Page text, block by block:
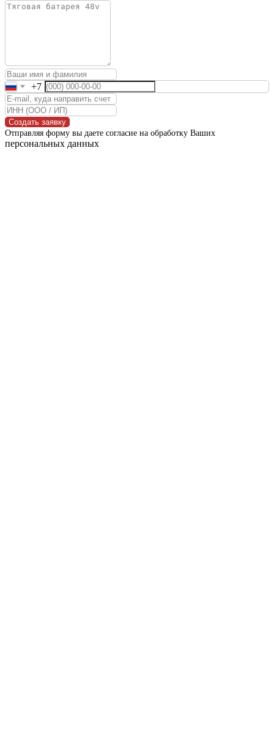
+7
Создать заявку
Отправляя форму вы даете согласие на обработку Ваших
персональных данных